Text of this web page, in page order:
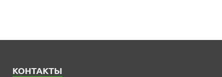
КОНТАКТЫ